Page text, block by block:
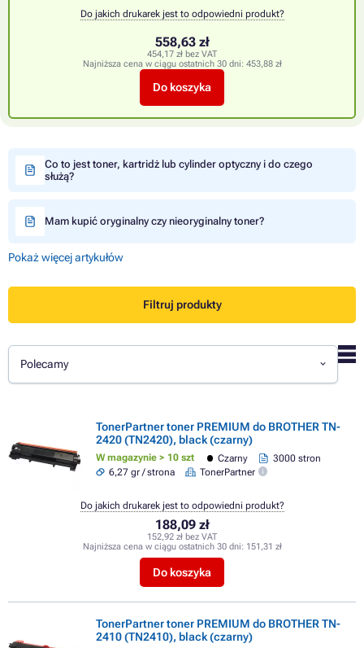
Do jakich drukarek jest to odpowiedni produkt?
558,63 zł
454,17 zł bez VAT
Najniższa cena w ciągu ostatnich 30 dni: 453,88 zł
Do koszyka
Co to jest toner, kartridż lub cylinder optyczny i do czego
służą?
Mam kupić oryginalny czy nieoryginalny toner?
Pokaż więcej artykułów
Filtruj produkty
Polecamy
TonerPartner toner PREMIUM do BROTHER TN-
2420 (TN2420), black (czarny)
W magazynie > 10 szt Czarny
3000 stron
6,27 gr / strona
TonerPartner
188,09 zł
152,92 zł bez VAT
Najniższa cena w ciągu ostatnich 30 dni: 151,31 zł
Do koszyka
Do jakich drukarek jest to odpowiedni produkt?
TonerPartner toner PREMIUM do BROTHER TN-
2410 (TN2410), black (czarny)